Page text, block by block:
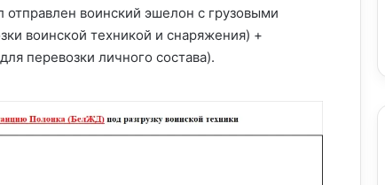
отправлен воинский эшелон с грузовыми
воинской техникой и снаряжения) +
перевозки личного состава).